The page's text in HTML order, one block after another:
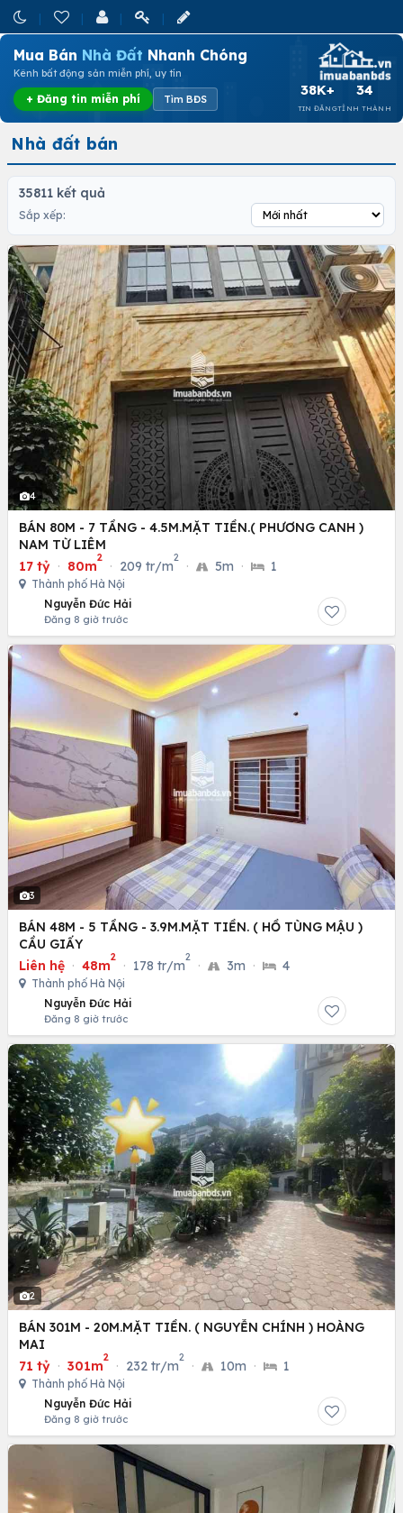
Mua Bán Nhà Đất Nhanh Chóng
Kênh bất động sản miễn phí, uy tín
+ Đăng tin miễn phí Tìm BĐS
38K+
TIN ĐĂNG
34
TỈNH THÀNH
Nhà đất bán
35811 kết quả
Sắp xếp:
4
BÁN 80M - 7 TẦNG - 4.5M.MẶT TIỀN.( PHƯƠNG CANH )
NAM TỪ LIÊM
17 tỷ · 80m
2
· 209 tr/m
2
· 5m · 1
Thành phố Hà Nội
Nguyễn Đức Hải
Đăng 8 giờ trước
3
BÁN 48M - 5 TẦNG - 3.9M.MẶT TIỀN. ( HỒ TÙNG MẬU )
CẦU GIẤY
Liên hệ · 48m
2
· 178 tr/m
2
· 3m · 4
Thành phố Hà Nội
Nguyễn Đức Hải
Đăng 8 giờ trước
2
BÁN 301M - 20M.MẶT TIỀN. ( NGUYỄN CHÍNH ) HOÀNG
MAI
71 tỷ · 301m
2
· 232 tr/m
2
· 10m · 1
Thành phố Hà Nội
Nguyễn Đức Hải
Đăng 8 giờ trước